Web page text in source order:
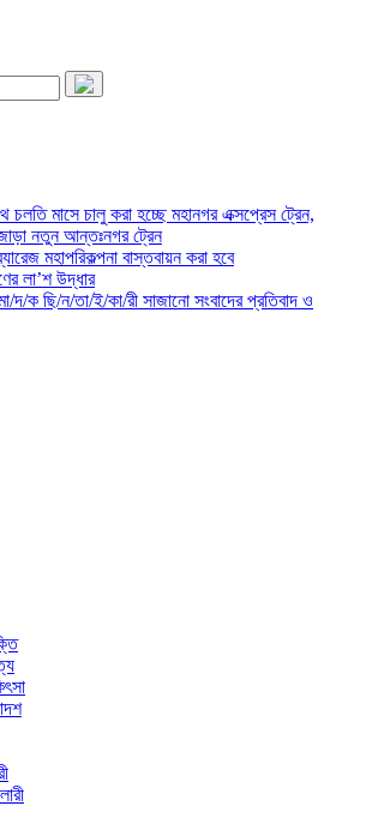
চলতি মাসে চালু করা হচ্ছে মহানগর এক্সপ্রেস ট্রেন,
নতুন আন্তঃনগর ট্রেন
মহাপরিকল্পনা বাস্তবায়ন করা হবে
লা’শ উদ্ধার
দ/ক ছি/ন/তা/ই/কা/রী সাজানো সংবাদের প্রতিবাদ ও